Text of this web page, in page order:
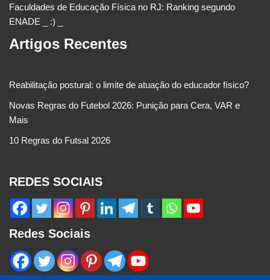
Faculdades de Educação Física no RJ: Ranking segundo
ENADE _ :) _
Artigos Recentes
Reabilitação postural: o limite de atuação do educador físico?
Novas Regras do Futebol 2026: Punição para Cera, VAR e
Mais
10 Regras do Futsal 2026
REDES SOCIAIS
Redes Sociais